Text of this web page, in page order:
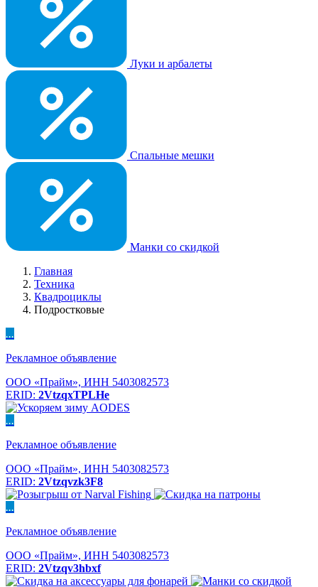
Луки и арбалеты
Спальные мешки
Манки со скидкой
Главная
Техника
Квадроциклы
Подростковые
...
Рекламное объявление
ООО «Прайм», ИНН 5403082573
ERID: 2VtzqxTPLHe
...
Рекламное объявление
ООО «Прайм», ИНН 5403082573
ERID: 2Vtzqvzk3F8
...
Рекламное объявление
ООО «Прайм», ИНН 5403082573
ERID: 2Vtzqv3hbxf